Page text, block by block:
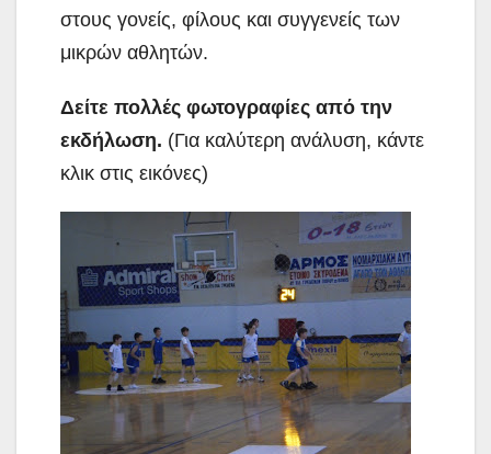
στους γονείς, φίλους και συγγενείς των
μικρών αθλητών.
Δείτε πολλές φωτογραφίες από την
εκδήλωση. (Για καλύτερη ανάλυση, κάντε
κλικ στις εικόνες)